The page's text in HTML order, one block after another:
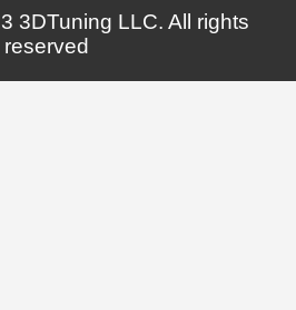
3DTuning LLC. All rights
reserved